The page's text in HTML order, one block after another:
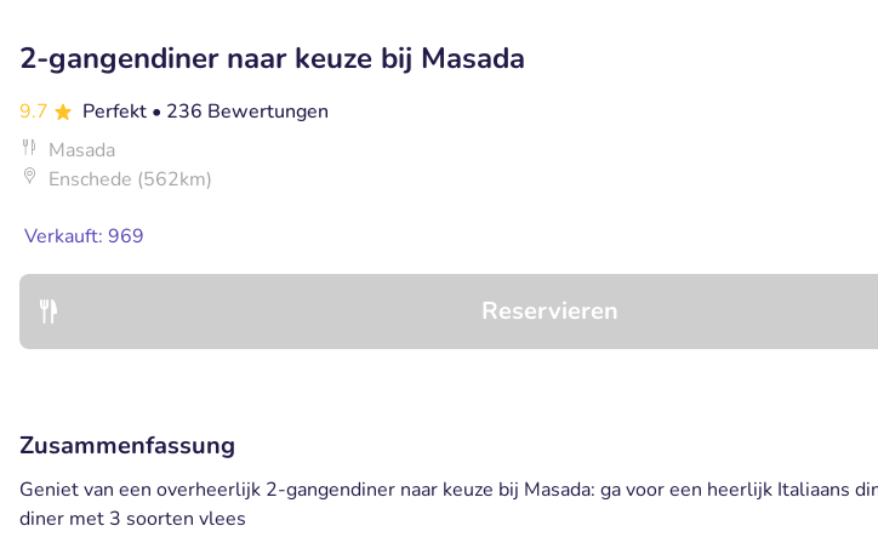
2-gangendiner naar keuze bij Masada
9.7 Perfekt • 236 Bewertungen
Masada
Enschede (562km)
Verkauft: 969
Reservieren
Zusammenfassung
Geniet van een overheerlijk 2-gangendiner naar keuze bij Masada: ga voor een heerlijk Italiaans
diner met 3 soorten vlees